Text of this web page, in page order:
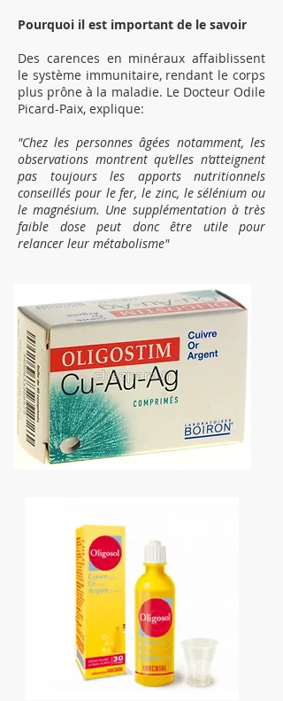
Pourquoi il est important de le savoir
Des carences en minéraux affaiblissent
le système immunitaire, rendant le corps
plus prône à la maladie. Le Docteur Odile
Picard-Paix, explique:
"Chez les personnes âgées notamment, les
observations montrent qu’elles n’atteignent
pas toujours les apports nutritionnels
conseillés pour le fer, le zinc, le sélénium ou
le magnésium. Une supplémentation à très
faible dose peut donc être utile pour
relancer leur métabolisme"